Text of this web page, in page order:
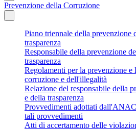
Prevenzione della Corruzione
Piano triennale della prevenzione
trasparenza
Responsabile della prevenzione
trasparenza
Regolamenti per la prevenzione e
corruzione e dell'illegalità
Relazione del responsabile della
e della trasparenza
Provvedimenti adottati
tali provvedimenti
Atti di accertamento delle